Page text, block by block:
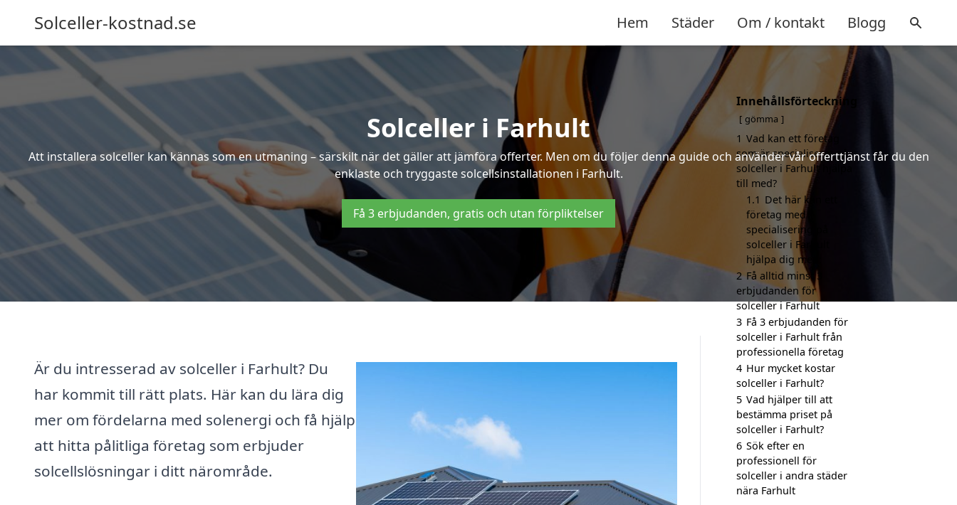
Solceller-kostnad.se Hem Städer Om / kontakt Blogg
Solceller i Farhult
Att installera solceller kan kännas som en utmaning – särskilt när det gäller att jämföra offerter. Men om du följer denna guide och använder vår offerttjänst får du den
enklaste och tryggaste solcellsinstallationen i Farhult.
Få 3 erbjudanden, gratis och utan förpliktelser
Är du intresserad av solceller i Farhult? Du
har kommit till rätt plats. Här kan du lära dig
mer om fördelarna med solenergi och få hjälp
att hitta pålitliga företag som erbjuder
solcellslösningar i ditt närområde.
Innehållsförteckning
gömma
1 Vad kan ett företag
som är specialiserat på
solceller i Farhult hjälpa
till med?
1.1 Det här kan ett
företag med
specialisering på
solceller i Farhult
hjälpa dig med:
2 Få alltid minst 3
erbjudanden för
solceller i Farhult
3 Få 3 erbjudanden för
solceller i Farhult från
professionella företag
4 Hur mycket kostar
solceller i Farhult?
5 Vad hjälper till att
bestämma priset på
solceller i Farhult?
6 Sök efter en
professionell för
solceller i andra städer
nära Farhult